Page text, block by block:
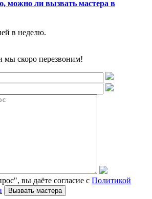
можно ли вызвать мастера в
в неделю.
мы скоро перезвоним!
вы даёте согласие с Политикой